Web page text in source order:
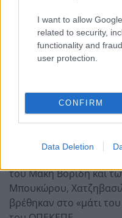
I want to allow
related to security,
functionality and
user protection.
CONFIRM
Data Deletion
Αυτό είναι το
επιλογή
του Μάκη Βορίδη και
Μπουκώρου,
βρέθηκαν στο «μάτι